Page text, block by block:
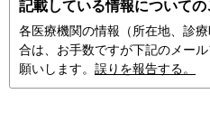
記載している情報についての
各医療機関の情報（所在地、診
合は、お手数ですが下記のメー
願いします。 誤りを報告する。